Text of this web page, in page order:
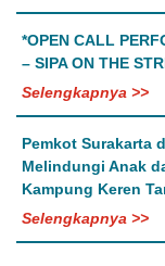
*OPEN CALL
– SIPA ON THE
Selengkapnya >>
Pemkot Surakarta
Melindungi Anak
Kampung Keren
Selengkapnya >>